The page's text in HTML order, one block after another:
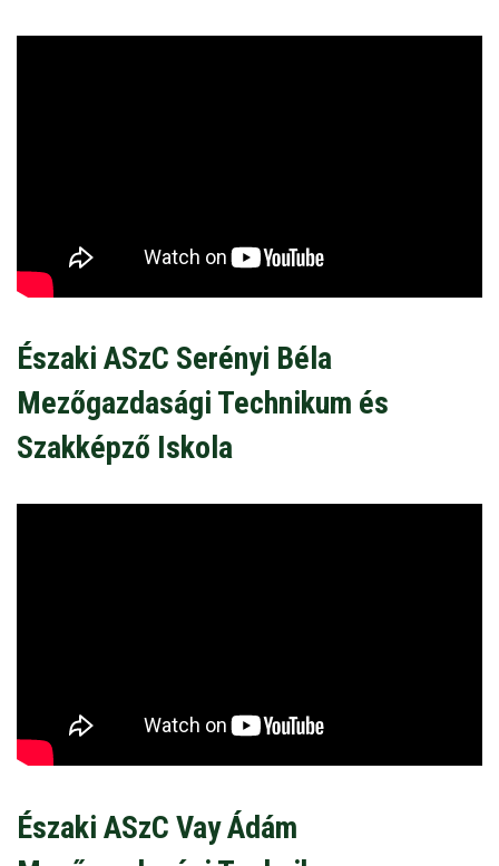
Északi ASzC Serényi Béla
Mezőgazdasági Technikum és
Szakképző Iskola
Északi ASzC Vay Ádám